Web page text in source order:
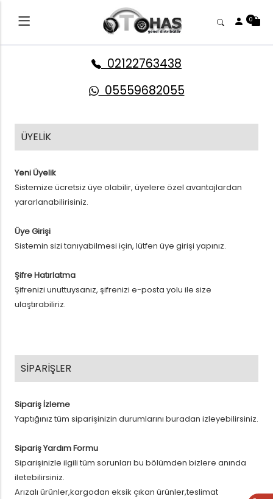
0
02122763438
05559682055
ÜYELİK
Yeni Üyelik
Sistemize ücretsiz üye olabilir, üyelere özel avantajlardan
yararlanabilirisiniz.
Üye Girişi
Sistemin sizi tanıyabilmesi için, lütfen üye girişi yapınız.
Şifre Hatırlatma
Şifrenizi unuttuysanız, şifrenizi e-posta yolu ile size
ulaştırabiliriz.
SİPARİŞLER
Sipariş İzleme
Yaptığınız tüm siparişinizin durumlarını buradan izleyebilirsiniz.
Sipariş Yardım Formu
Siparişinizle ilgili tüm sorunları bu bölümden bizlere anında
iletebilirsiniz.
Arızalı ürünler,kargodan eksik çıkan ürünler,teslimat